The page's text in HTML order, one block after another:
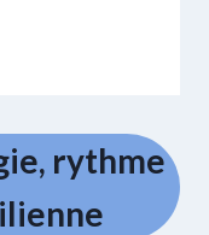
rythme